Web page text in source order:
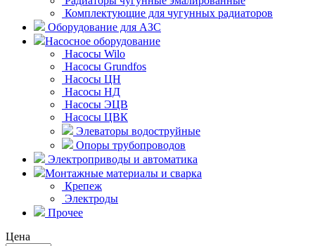
Комплектующие для чугунных радиаторов
Оборудование для АЗС
Насосное оборудование
Насосы Wilo
Насосы Grundfos
Насосы ЦН
Насосы НД
Насосы ЭЦВ
Насосы ЦВК
Элеваторы водоструйные
Опоры трубопроводов
Электроприводы и автоматика
Монтажные материалы и сварка
Крепеж
Электроды
Прочее
Цена